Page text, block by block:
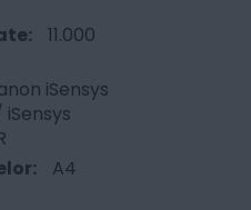
11.000
iSensys
iSensys
A4